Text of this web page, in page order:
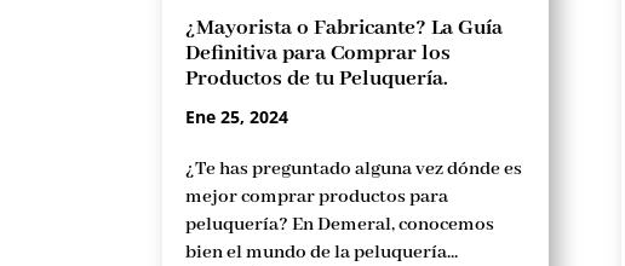
¿Mayorista o Fabricante? La Guía
Definitiva para Comprar los
Productos de tu Peluquería.
Ene 25, 2024
¿Te has preguntado alguna vez dónde es
mejor comprar productos para
peluquería? En Demeral, conocemos
bien el mundo de la peluquería...